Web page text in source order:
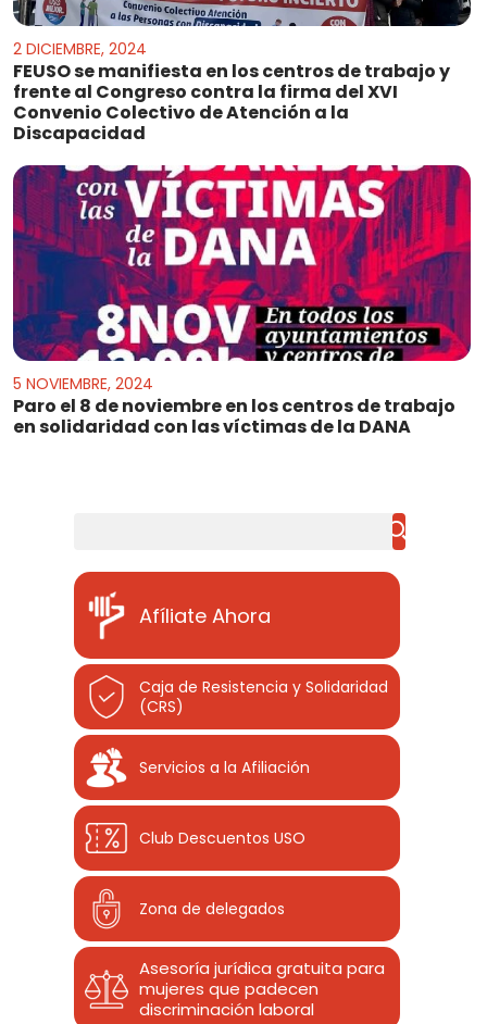
2 DICIEMBRE, 2024
FEUSO se manifiesta en los centros de trabajo y
frente al Congreso contra la firma del XVI
Convenio Colectivo de Atención a la
Discapacidad
5 NOVIEMBRE, 2024
Paro el 8 de noviembre en los centros de trabajo
en solidaridad con las víctimas de la DANA
Afíliate Ahora
Caja de Resistencia y Solidaridad
(CRS)
Servicios a la Afiliación
Club Descuentos USO
Zona de delegados
Asesoría jurídica gratuita para
mujeres que padecen
discriminación laboral